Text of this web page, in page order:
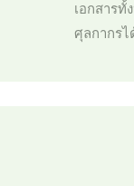
เอกสารทั้
ศุลกากรไ